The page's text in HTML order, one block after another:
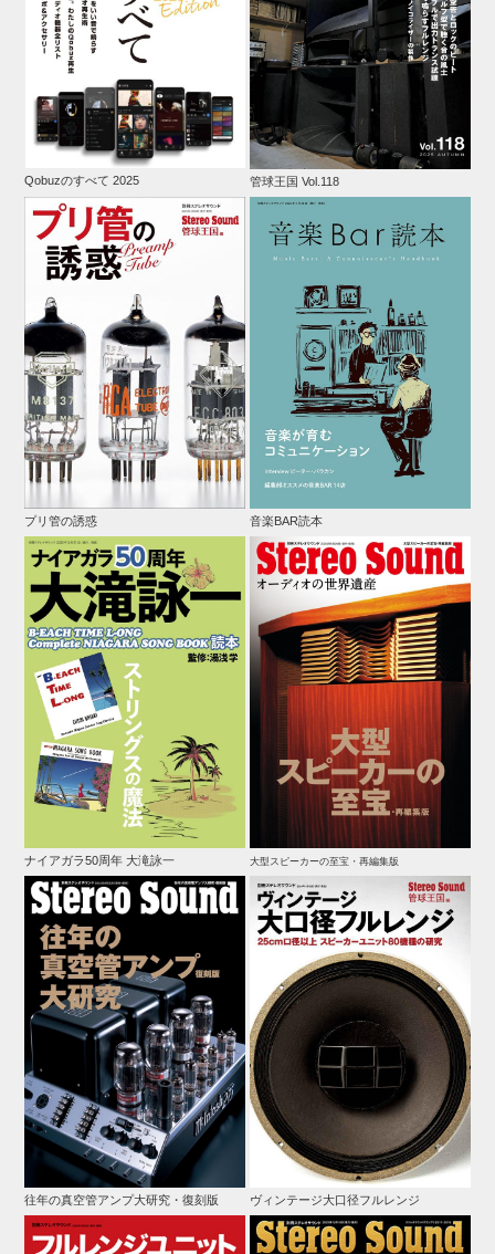
Qobuzのすべて 2025 管球王国 Vol.118
プリ管の誘惑 音楽BAR読本
ナイアガラ50周年 大滝詠一 大型スピーカーの至宝・再編集版
往年の真空管アンプ大研究・復刻版 ヴィンテージ大口径フルレンジ